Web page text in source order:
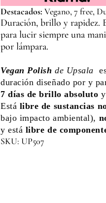
cantidad
Destacados: Vegano, 7 free,
Duración, brillo y rapidez.
para lucir siempre una
por lámpara.
Vegan Polish de Upsala
duración diseñado por y
7 días de brillo absoluto
Está libre de sustancias
bajo impacto ambiental),
y está libre de
SKU: UP507